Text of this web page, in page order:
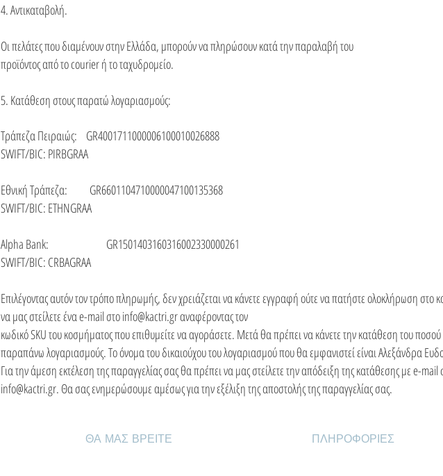
4. Αντικαταβολή.
Οι πελάτες που διαμένουν στην Ελλάδα, μπορούν να πληρώσουν κατά την παραλαβή του
προϊόντος από το courier ή το ταχυδρομείο.
5. Κατάθεση στους παρατώ λογαριασμούς:
Τράπεζα Πειραιώς: GR4001711000006100010026888
SWIFT/BIC: PIRBGRAA
Εθνική Τράπεζα: GR6601104710000047100135368
SWIFT/BIC: ETHNGRAA
Alpha Bank: GR1501403160316002330000261
SWIFT/BIC: CRBAGRAA
Επιλέγοντας αυτόν τον τρόπο πληρωμής, δεν χρειάζεται να κάνετε εγγραφή ούτε να πατήστε ολοκλήρωση στο
να μας στείλετε ένα e-mail στοinfo@kactri.grαναφέροντας τον
κωδικό SKU του κοσμήματος που επιθυμείτε να αγοράσετε. Μετά θα πρέπει να κάνετε την κατάθεση του
παραπάνω λογαριασμούς. Το όνομα του δικαιούχου του λογαριασμού που θα εμφανιστεί είναι Αλεξάνδρα
Για την άμεση εκτέλεση της παραγγελίας σας θα πρέπει να μας στείλετε την απόδειξη της κατάθεσης με e-mail
info@kactri.gr. Θα σας ενημερώσουμε αμέσως για την εξέλιξη της αποστολής της παραγγελίας σας. ​​​
ΘΑ ΜΑΣ ΒΡΕΙΤΕ ΠΛΗΡΟΦΟΡΙΕΣ